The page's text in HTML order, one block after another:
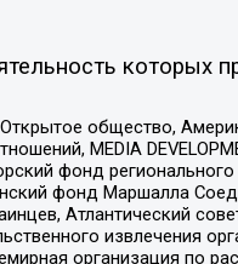
которых
общество,
MEDIA
фонд регионального
фонд Маршалла
Атлантический
извлечения
организация по